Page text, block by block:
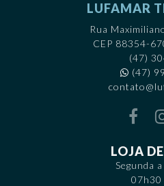
LUFAMAR
Rua
CEP 88354-
(47)
(47)
LOJA
Segunda
07h30